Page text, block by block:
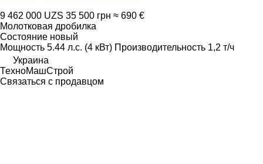
9 462 000 UZS 35 500 грн ≈ 690 €
Молотковая дробилка
Состояние новый
Мощность 5.44 л.с. (4 кВт) Производительность 1,2 т/ч
Украина
ТехноМашСтрой
Связаться с продавцом